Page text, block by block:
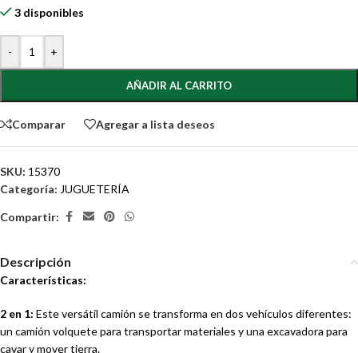
3 disponibles
- +
AÑADIR AL CARRITO
Comparar Agregar a lista deseos
SKU: 15370
Categoría: JUGUETERÍA
Compartir:
Descripción
Características:
2 en 1: Este versátil camión se transforma en dos vehículos diferentes:
un camión volquete para transportar materiales y una excavadora para
cavar y mover tierra.